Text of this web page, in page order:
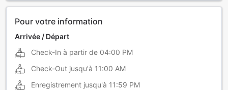
Pour votre information
Arrivée / Départ
Check-In à partir de 04:00 PM
Check-Out jusqu'à 11:00 AM
Enregistrement jusqu'à 11:59 PM